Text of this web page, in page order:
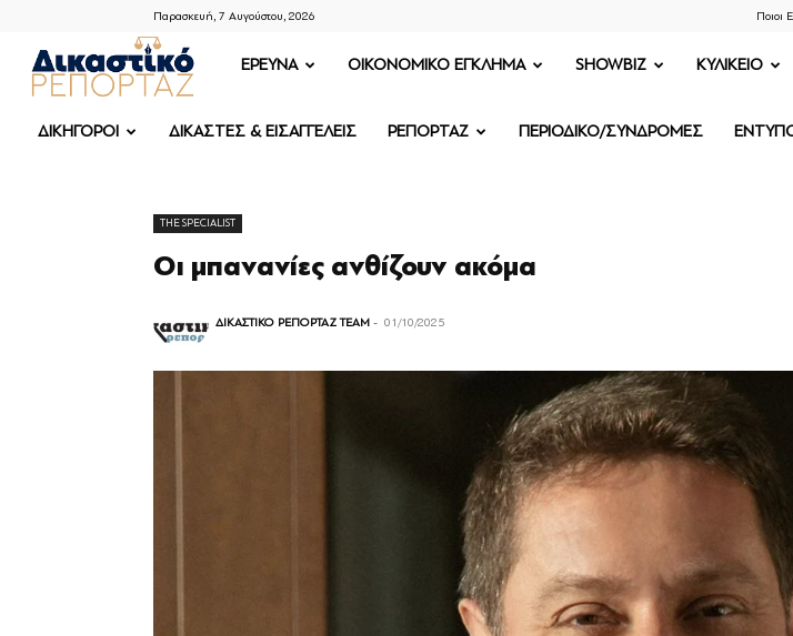
Παρασκευή, 7 Αυγούστου, 2026 Ποιοι
ΔΙΚΑΣΤΙΚΟ
ΡΕΠΟΡΤΑΖ
ΕΡΕΥΝΑ OIKONOMIKO ΕΓΚΛΗΜΑ SHOWBIZ ΚΥΛΙΚΕΙΟ
ΔΙΚΗΓΟΡΟΙ ΔΙΚΑΣΤΕΣ & ΕΙΣΑΓΓΕΛΕΙΣ ΡΕΠΟΡΤΑΖ ΠΕΡΙΟΔΙΚΟ/ΣΥΝΔΡΟΜΕΣ
THE SPECIALIST
Οι μπανανίες ανθίζουν ακόμα
ΔΙΚΑΣΤΙΚΟ ΡΕΠΟΡΤΑΖ TEAM - 01/10/2025